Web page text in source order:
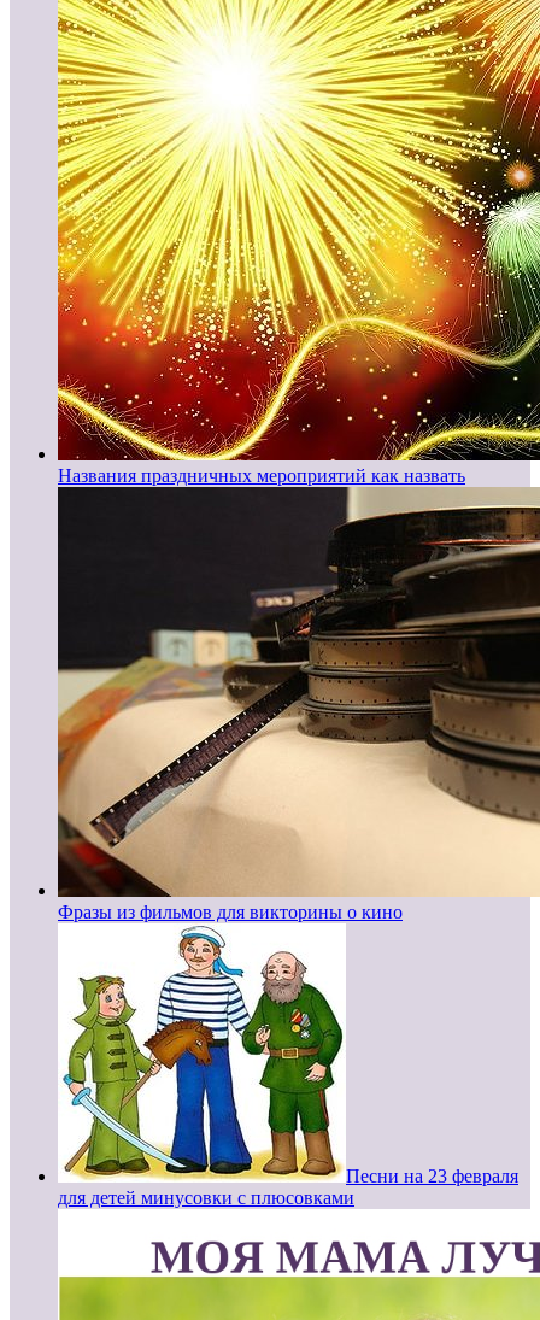
Названия праздничных мероприятий как назвать
Фразы из фильмов для викторины о кино
Песни на 23 февраля
для детей минусовки с плюсовками